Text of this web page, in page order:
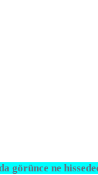
görünce ne